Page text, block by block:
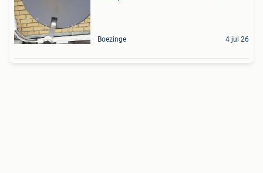
Boezinge 4 jul 26